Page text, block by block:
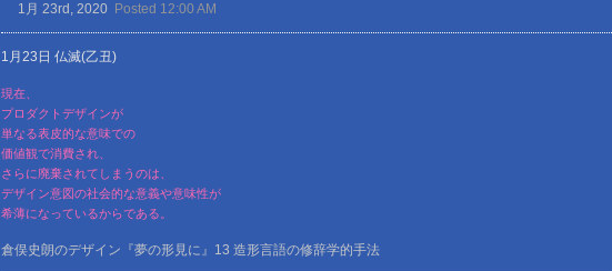
1月 23rd, 2020 Posted 12:00 AM
1月23日 仏滅(乙丑)
現在、
プロダクトデザインが
単なる表皮的な意味での
価値観で消費され、
さらに廃棄されてしまうのは、
デザイン意図の社会的な意義や意味性が
希薄になっているからである。
倉俣史朗のデザイン『夢の形見に』13 造形言語の修辞学的手法